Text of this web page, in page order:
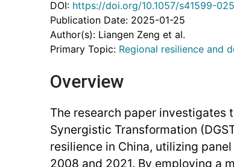
DOI: https://doi.org/10.1057/s41599-
Publication Date: 2025-01-25
Author(s): Liangen Zeng et al.
Primary Topic: Regional resilience and
Overview
The research paper investigates
Synergistic Transformation
resilience in China, utilizing
2008 and 2021. By employing a